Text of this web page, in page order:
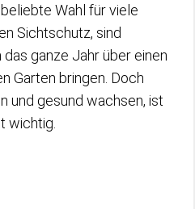
Wahl für viele
Sichtschutz, sind
ganze Jahr über einen
Garten bringen. Doch
und gesund wachsen, ist
wichtig.